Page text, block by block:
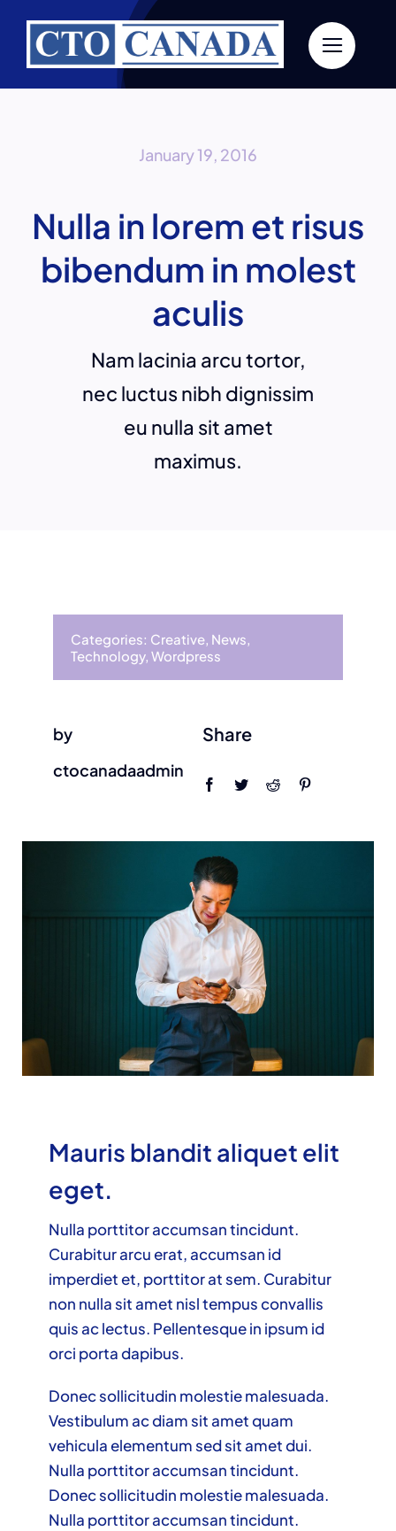
content
January 19, 2016
Nulla in lorem et risus
bibendum in molest
aculis
Nam lacinia arcu tortor,
nec luctus nibh dignissim
eu nulla sit amet
maximus.
Categories: Creative, News,
Technology, Wordpress
by
ctocanadaadmin
Share
Mauris blandit aliquet elit
eget.
Nulla porttitor accumsan tincidunt.
Curabitur arcu erat, accumsan id
imperdiet et, porttitor at sem. Curabitur
non nulla sit amet nisl tempus convallis
quis ac lectus. Pellentesque in ipsum id
orci porta dapibus.
Donec sollicitudin molestie malesuada.
Vestibulum ac diam sit amet quam
vehicula elementum sed sit amet dui.
Nulla porttitor accumsan tincidunt.
Donec sollicitudin molestie malesuada.
Nulla porttitor accumsan tincidunt.